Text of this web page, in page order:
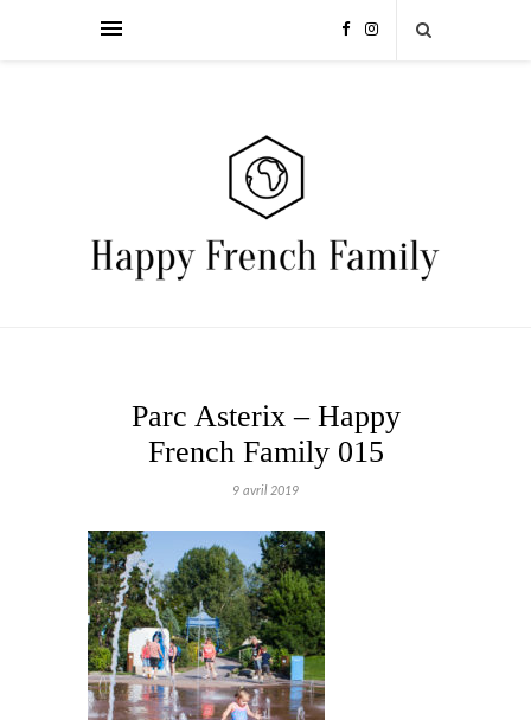
Parc Asterix – Happy
French Family 015
9 avril 2019